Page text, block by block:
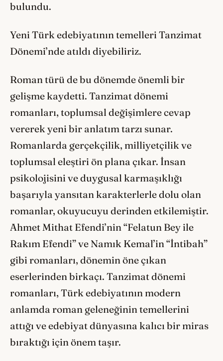
bulundu.
Yeni Türk edebiyatının temelleri Tanzimat
Dönemi’nde atıldı diyebiliriz.
Roman türü de bu dönemde önemli bir
gelişme kaydetti. Tanzimat dönemi
romanları, toplumsal değişimlere cevap
vererek yeni bir anlatım tarzı sunar.
Romanlarda gerçekçilik, milliyetçilik ve
toplumsal eleştiri ön plana çıkar. İnsan
psikolojisini ve duygusal karmaşıklığı
başarıyla yansıtan karakterlerle dolu olan
romanlar, okuyucuyu derinden etkilemiştir.
Ahmet Mithat Efendi’nin “Felatun Bey ile
Rakım Efendi” ve Namık Kemal’in “İntibah”
gibi romanları, dönemin öne çıkan
eserlerinden birkaçı. Tanzimat dönemi
romanları, Türk edebiyatının modern
anlamda roman geleneğinin temellerini
attığı ve edebiyat dünyasına kalıcı bir miras
bıraktığı için önem taşır.